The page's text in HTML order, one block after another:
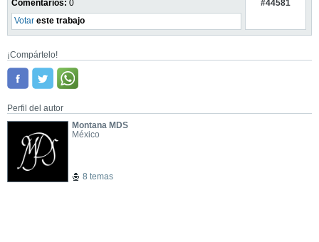
Comentarios: 0
Votar este trabajo
#44581
¡Compártelo!
Perfil del autor
Montana MDS
México
8 temas